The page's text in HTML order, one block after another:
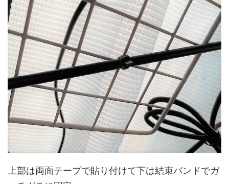
上部は両面テープで貼り付けて下は結束バンドでガ